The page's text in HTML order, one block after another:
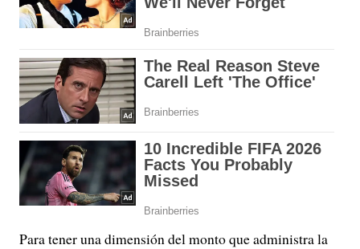
Para tener una dimensión del monto que administra la